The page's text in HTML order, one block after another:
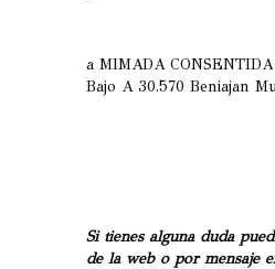
a MIMADA
Bajo A 30.570 Beniajan
Si tienes alguna duda
de la web o por mensaje